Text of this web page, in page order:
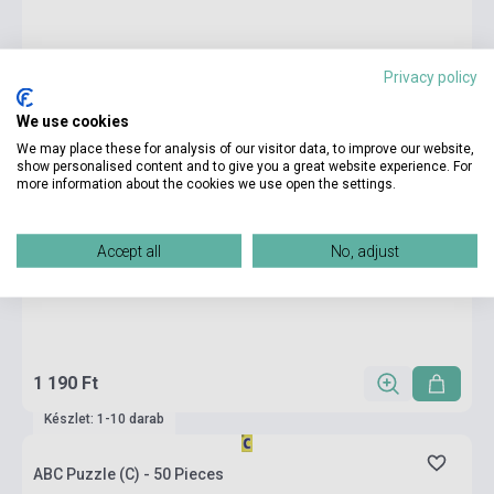
1 190 Ft
Készlet: 1-10 darab
ABC Puzzle (C) - 50 Pieces
Privacy policy
We use cookies
We may place these for analysis of our visitor data, to improve our website,
show personalised content and to give you a great website experience. For
more information about the cookies we use open the settings.
Accept all No, adjust